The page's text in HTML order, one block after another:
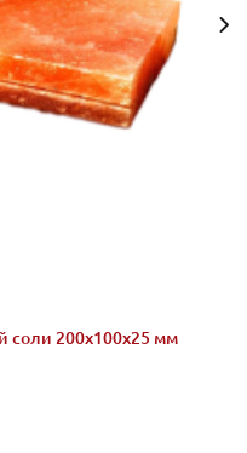
соли 200x100x25 мм